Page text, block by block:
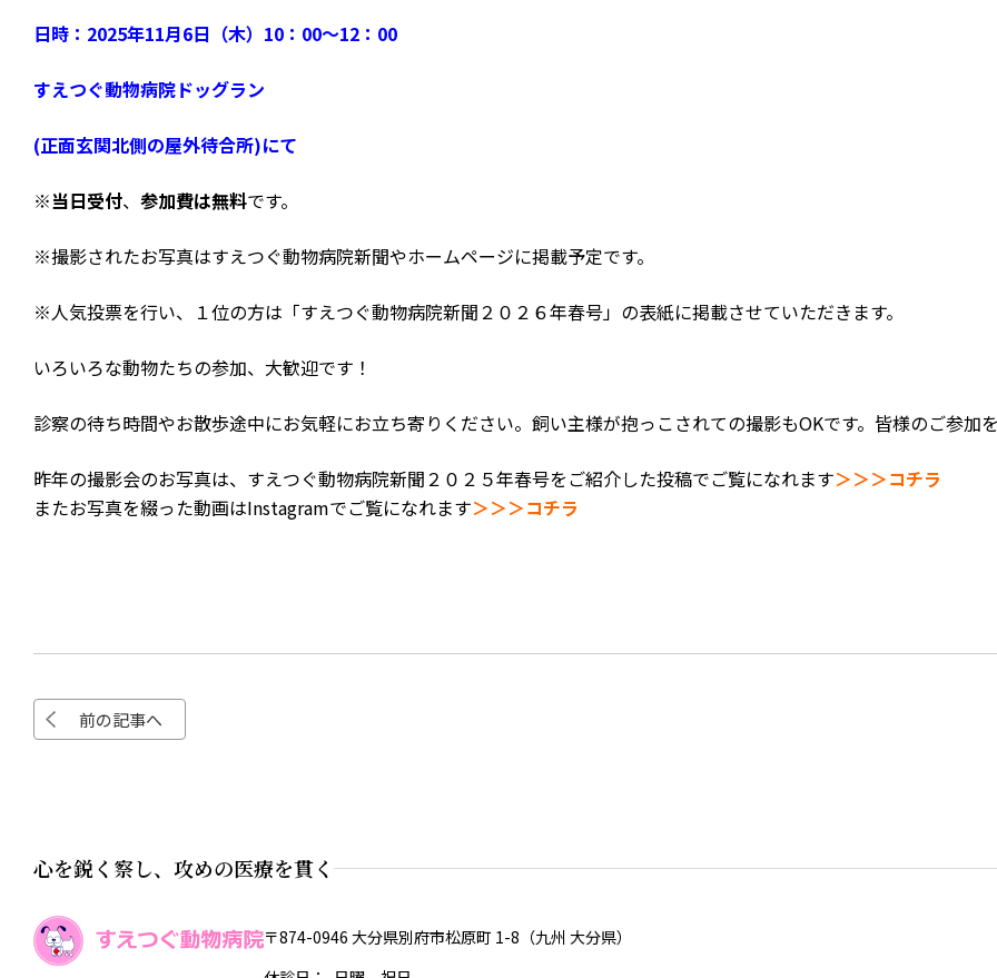
日時：2025年11月6日（木） 10：00～12：00
すえつぐ動物病院ドッグラン
(正面玄関北側の屋外待合所)にて
※当日受付、 参加費は無料です。
※撮影されたお写真はすえつぐ動物病院新聞やホームページに掲載予定です。
※人気投票を行い、１位の方は「すえつぐ動物病院新聞２０２６年春号」の表紙に掲載させていただきます。
いろいろな動物たちの参加、大歓迎です！
診察の待ち時間やお散歩途中にお気軽にお立ち寄りください。飼い主様が抱っこされての撮影もOKです。皆様のご参
昨年の撮影会のお写真は、すえつぐ動物病院新聞２０２５年春号をご紹介した投稿でご覧になれます＞＞＞コチラ
またお写真を綴った動画はInstagramでご覧になれます＞＞＞コチラ
前の記事へ
心を鋭く察し、攻めの医療を貫く
〒874-0946 大分県別府市松原町 1-8（九州 大分県）